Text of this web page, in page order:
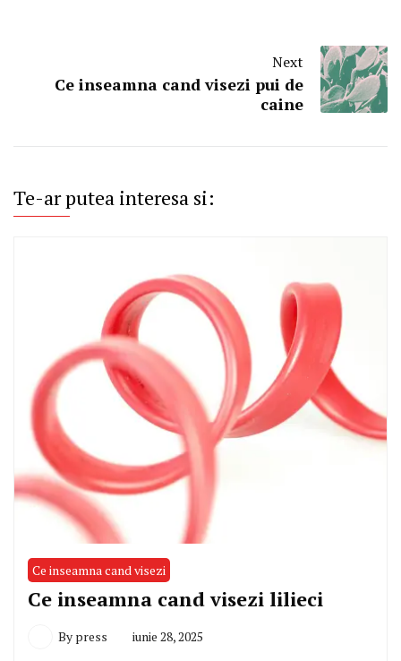
Next
Ce inseamna cand visezi pui de
caine
Te-ar putea interesa si:
Ce inseamna cand visezi
Ce inseamna cand visezi lilieci
By press iunie 28, 2025